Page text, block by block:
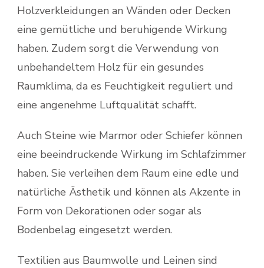
Holzverkleidungen an Wänden oder Decken
eine gemütliche und beruhigende Wirkung
haben. Zudem sorgt die Verwendung von
unbehandeltem Holz für ein gesundes
Raumklima, da es Feuchtigkeit reguliert und
eine angenehme Luftqualität schafft.
Auch Steine wie Marmor oder Schiefer können
eine beeindruckende Wirkung im Schlafzimmer
haben. Sie verleihen dem Raum eine edle und
natürliche Ästhetik und können als Akzente in
Form von Dekorationen oder sogar als
Bodenbelag eingesetzt werden.
Textilien aus Baumwolle und Leinen sind